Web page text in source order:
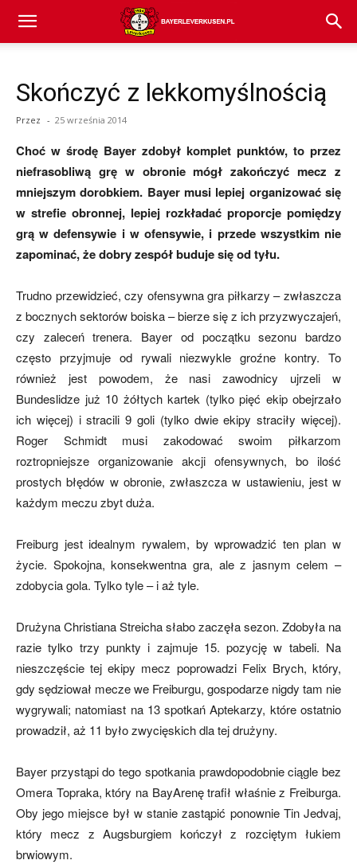
Bayer
Leverkusen
(transfery,
mecze,
skład)
Skończyć z lekkomyślnością
Przez - 25 września 2014
Choć w środę Bayer zdobył komplet punktów, to przez
niefrasobliwą grę w obronie mógł zakończyć mecz z
mniejszym dorobkiem. Bayer musi lepiej organizować się
w strefie obronnej, lepiej rozkładać proporcje pomiędzy
grą w defensywie i w ofensywie, i przede wszystkim nie
zapominać, że dobry zespół buduje się od tyłu.
Trudno przewidzieć, czy ofensywna gra piłkarzy – zwłaszcza
z bocznych sektorów boiska – bierze się z ich przyzwyczajeń,
czy zaleceń trenera. Bayer od początku sezonu bardzo
często przyjmuje od rywali niezwykle groźne kontry. To
również jest powodem, że nasi zawodnicy ujrzeli w
Bundeslidze już 10 żółtych kartek (tylko pięć ekip obejrzało
ich więcej) i stracili 9 goli (tylko dwie ekipy straciły więcej).
Roger Schmidt musi zakodować swoim piłkarzom
roztropniejsze organizowanie akcji ofensywnych, bo ilość
prostych błędów w obronie, zwłaszcza w ustawieniu, jest w
każdym meczu zbyt duża.
Freiburg jest idealnym rywalem, by wprowadzić ten plan w
życie. Spokojna, konsekwentna gra, ale z jasnym celem –
zdobycia gola. Tylko tyle – i aż tyle.
Drużyna Christiana Streicha słabo zaczęła sezon. Zdobyła na
razie tylko trzy punkty i zajmuje 15. pozycję w tabeli. Na
nieszczęście tej ekipy mecz poprowadzi Felix Brych, który,
gdy sędziował mecze we Freiburgu, gospodarze nigdy tam nie
wygrywali; natomiast na 13 spotkań Aptekarzy, które ostatnio
prowadził, aż 11 było zwycięskich dla tej drużyny.
Bayer przystąpi do tego spotkania prawdopodobnie ciągle bez
Omera Topraka, który na BayArenę trafił właśnie z Freiburga.
Oby jego miejsce był w stanie zastąpić ponownie Tin Jedvaj,
który mecz z Augsburgiem kończył z rozciętym łukiem
brwiowym.